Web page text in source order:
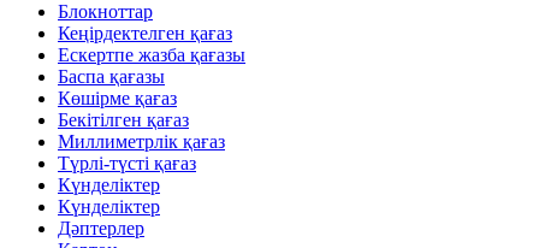
Блокноттар
Кеңірдектелген қағаз
Ескертпе жазба қағазы
Баспа қағазы
Көшірме қағаз
Бекітілген қағаз
Миллиметрлік қағаз
Түрлі-түсті қағаз
Күнделіктер
Күнделіктер
Дәптерлер